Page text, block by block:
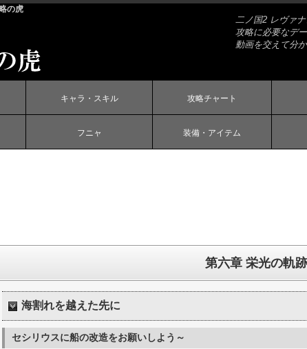
の虎
二ノ国2 レヴァ
攻略に必要なデ
動画を交えて分
キャラ・スキル 攻略チャート
フニャ 装備・アイテム
第六章 栄光の軌跡
海割れを越えた先に
セシリウスに船の改造をお願いしよう～